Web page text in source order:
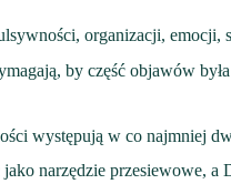
organizacji, emocji,
by część objawów
występują w co najmniej
jako narzędzie przesiewowe,